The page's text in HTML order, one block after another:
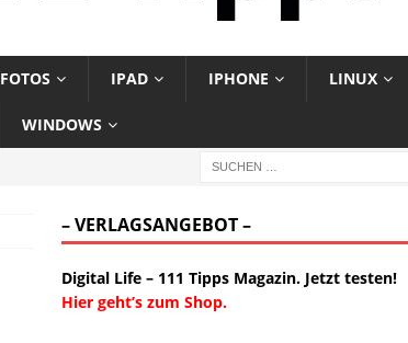
IPAD IPHONE LINUX
WINDOWS
– VERLAGSANGEBOT –
Digital Life – 111 Tipps Magazin. Jetzt testen!
Hier geht’s zum Shop.